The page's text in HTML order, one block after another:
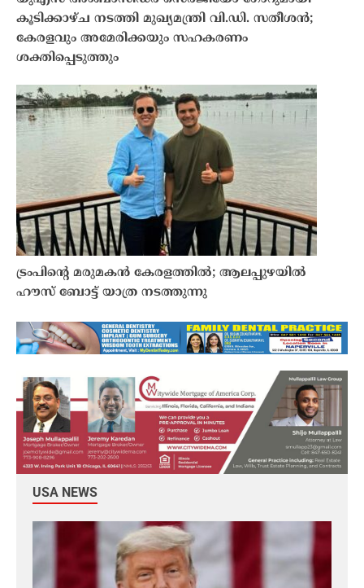
കൂടിക്കാഴ്ച നടത്തി മുഖ്യമന്ത്രി വി.ഡി. സതീശൻ;
കേരളവും അമേരിക്കയും സഹകരണം
ശക്തിപ്പെടുത്തും
ട്രംപിന്റെ മരുമകന്‍ കേരളത്തിൽ; ആലപ്പുഴയിൽ
ഹൗസ് ബോട്ട് യാത്ര നടത്തുന്നു
USA NEWS